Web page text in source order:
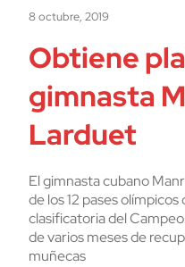
8 octubre, 2019
Obtiene
gimnasta
Larduet
El gimnasta cubano
de los 12 pases
clasificatoria del
de varios meses de
muñecas